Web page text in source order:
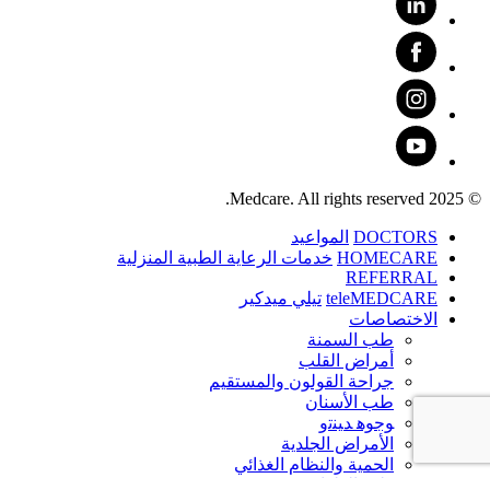
© 2025 Medcare. All rights reserved.
DOCTORS المواعيد
HOMECARE خدمات الرعاية الطبية المنزلية
REFERRAL
teleMEDCARE تيلي ميدكير
الاختصاصات
طب السمنة
أمراض القلب
جراحة القولون والمستقيم
طب الأسنان
ﻮﺟﻮﻫ ﺪﻴﻨﺗﻭ
الأمراض الجلدية
الحمية والنظام الغذائي